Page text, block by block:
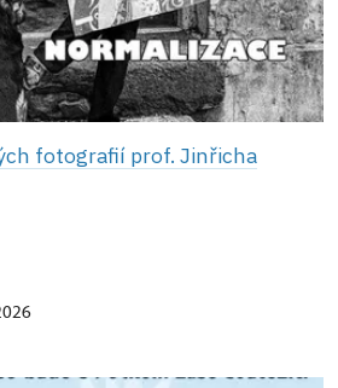
fotografií prof. Jinřicha